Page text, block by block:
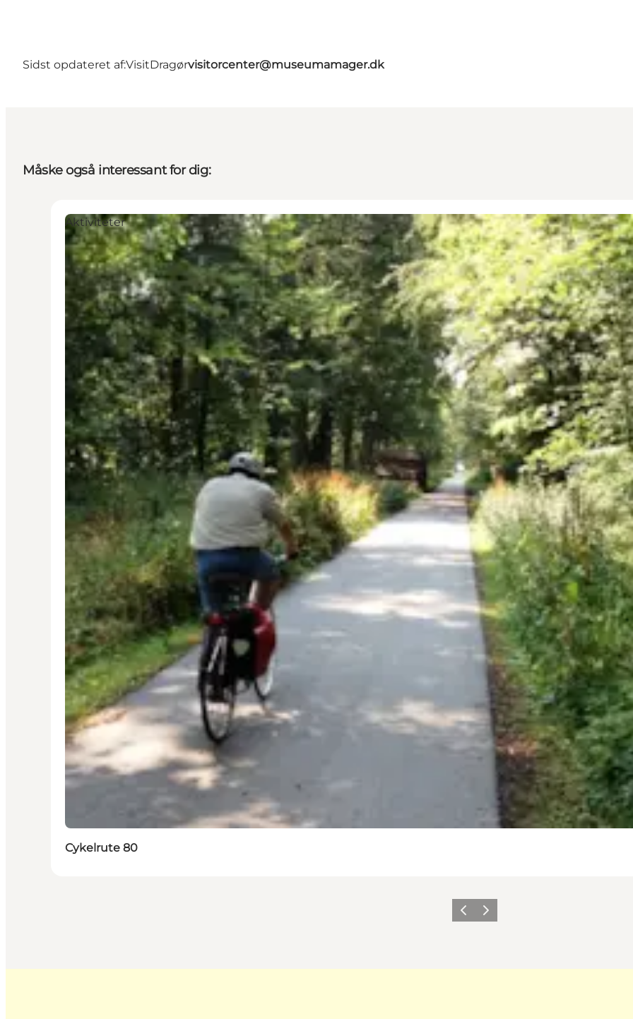
Sidst opdateret af:VisitDragørvisitorcenter@museumamager.dk
Måske også interessant for dig:
Aktiviteter
Cykelrute 80
Forrige billede
Næste billede